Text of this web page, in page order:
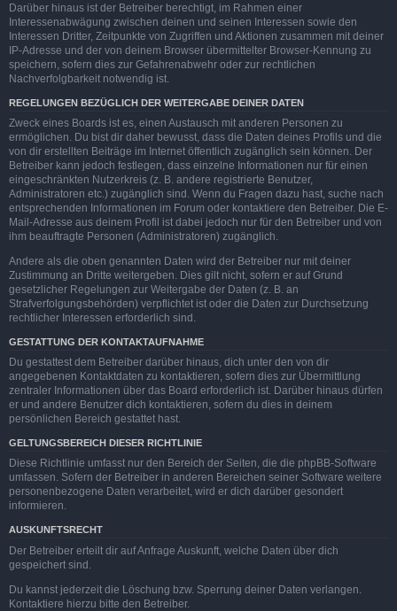
Darüber hinaus ist der Betreiber berechtigt, im Rahmen einer
Interessenabwägung zwischen deinen und seinen Interessen sowie den
Interessen Dritter, Zeitpunkte von Zugriffen und Aktionen zusammen mit deiner
IP-Adresse und der von deinem Browser übermittelter Browser-Kennung zu
speichern, sofern dies zur Gefahrenabwehr oder zur rechtlichen
Nachverfolgbarkeit notwendig ist.
REGELUNGEN BEZÜGLICH DER WEITERGABE DEINER DATEN
Zweck eines Boards ist es, einen Austausch mit anderen Personen zu
ermöglichen. Du bist dir daher bewusst, dass die Daten deines Profils und die
von dir erstellten Beiträge im Internet öffentlich zugänglich sein können. Der
Betreiber kann jedoch festlegen, dass einzelne Informationen nur für einen
eingeschränkten Nutzerkreis (z. B. andere registrierte Benutzer,
Administratoren etc.) zugänglich sind. Wenn du Fragen dazu hast, suche nach
entsprechenden Informationen im Forum oder kontaktiere den Betreiber. Die E-
Mail-Adresse aus deinem Profil ist dabei jedoch nur für den Betreiber und von
ihm beauftragte Personen (Administratoren) zugänglich.
Andere als die oben genannten Daten wird der Betreiber nur mit deiner
Zustimmung an Dritte weitergeben. Dies gilt nicht, sofern er auf Grund
gesetzlicher Regelungen zur Weitergabe der Daten (z. B. an
Strafverfolgungsbehörden) verpflichtet ist oder die Daten zur Durchsetzung
rechtlicher Interessen erforderlich sind.
GESTATTUNG DER KONTAKTAUFNAHME
Du gestattest dem Betreiber darüber hinaus, dich unter den von dir
angegebenen Kontaktdaten zu kontaktieren, sofern dies zur Übermittlung
zentraler Informationen über das Board erforderlich ist. Darüber hinaus dürfen
er und andere Benutzer dich kontaktieren, sofern du dies in deinem
persönlichen Bereich gestattet hast.
GELTUNGSBEREICH DIESER RICHTLINIE
Diese Richtlinie umfasst nur den Bereich der Seiten, die die phpBB-Software
umfassen. Sofern der Betreiber in anderen Bereichen seiner Software weitere
personenbezogene Daten verarbeitet, wird er dich darüber gesondert
informieren.
AUSKUNFTSRECHT
Der Betreiber erteilt dir auf Anfrage Auskunft, welche Daten über dich
gespeichert sind.
Du kannst jederzeit die Löschung bzw. Sperrung deiner Daten verlangen.
Kontaktiere hierzu bitte den Betreiber.